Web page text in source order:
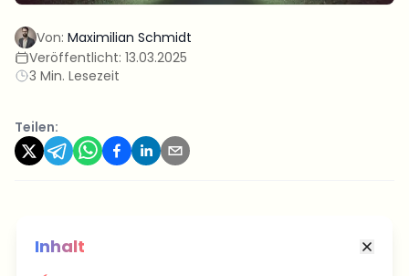
Von: Maximilian Schmidt
Veröffentlicht: 13.03.2025
3 Min. Lesezeit
Teilen:
Inhalt